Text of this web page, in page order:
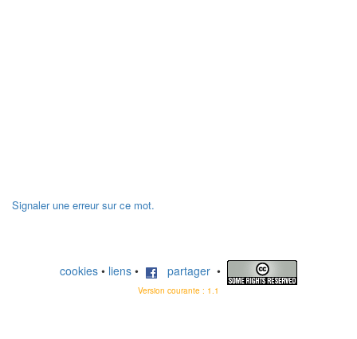
Signaler une erreur sur ce mot.
cookies • liens • partager •
Version courante : 1.1